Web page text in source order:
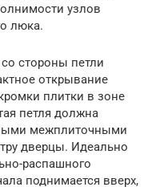
узлов
люка.
стороны петли
открывание
плитки в зоне
петля должна
межплиточными
дверцы. Идеально
распашного
поднимается вверх,